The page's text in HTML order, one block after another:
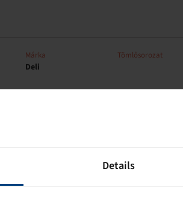
Details
Márka
Deli
Tömlősorozat
Deli